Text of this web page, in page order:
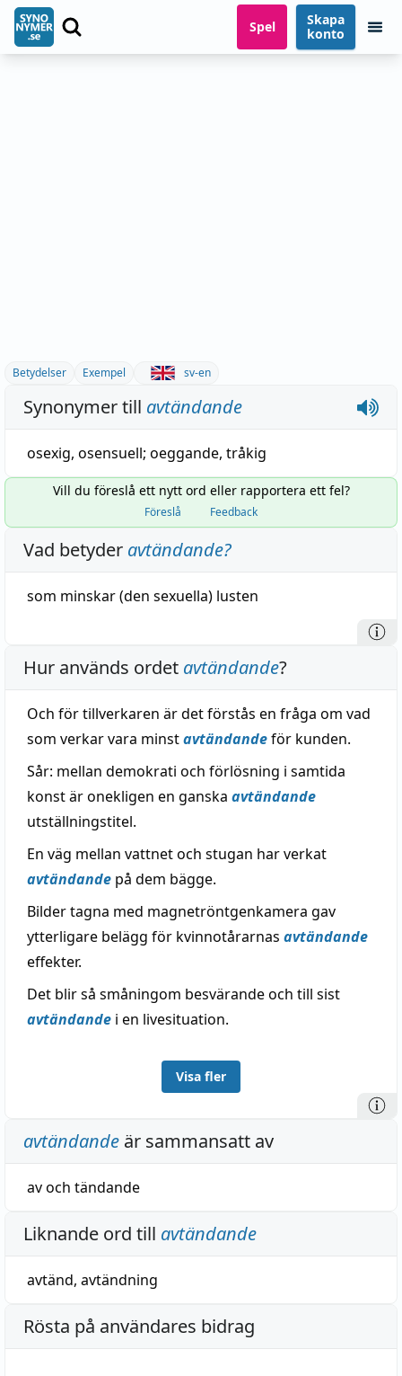
Spel
Skapa
konto
Betydelser Exempel sv-en
Synonymer till avtändande
osexig, osensuell; oeggande, tråkig
Vill du föreslå ett nytt ord eller rapportera ett fel?
Föreslå Feedback
Vad betyder avtändande?
som minskar (den sexuella) lusten
Hur används ordet avtändande?
Och för tillverkaren är det förstås en fråga om vad
som verkar vara minstavtändandeför kunden.
Sår: mellan demokrati och förlösning i samtida
konst är onekligen en ganska avtändande
utställningstitel.
En väg mellan vattnet och stugan har verkat
avtändande på dem bägge.
Bilder tagna med magnetröntgenkamera gav
ytterligare belägg för kvinnotårarnas avtändande
effekter.
Det blir så småningom besvärande och till sist
avtändande i en livesituation.
Visa fler
avtändande är sammansatt av
avoch tändande
Liknande ord till avtändande
avtänd, avtändning
Rösta på användares bidrag